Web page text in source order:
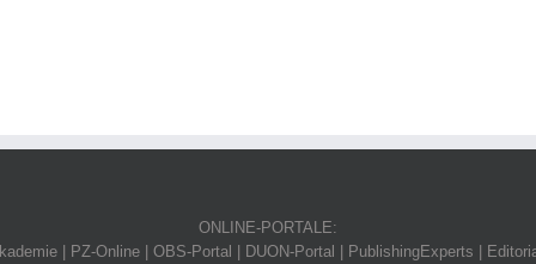
ONLINE-PORTALE:
| PZ-Online | OBS-Portal | DUON-Portal | PublishingExperts |